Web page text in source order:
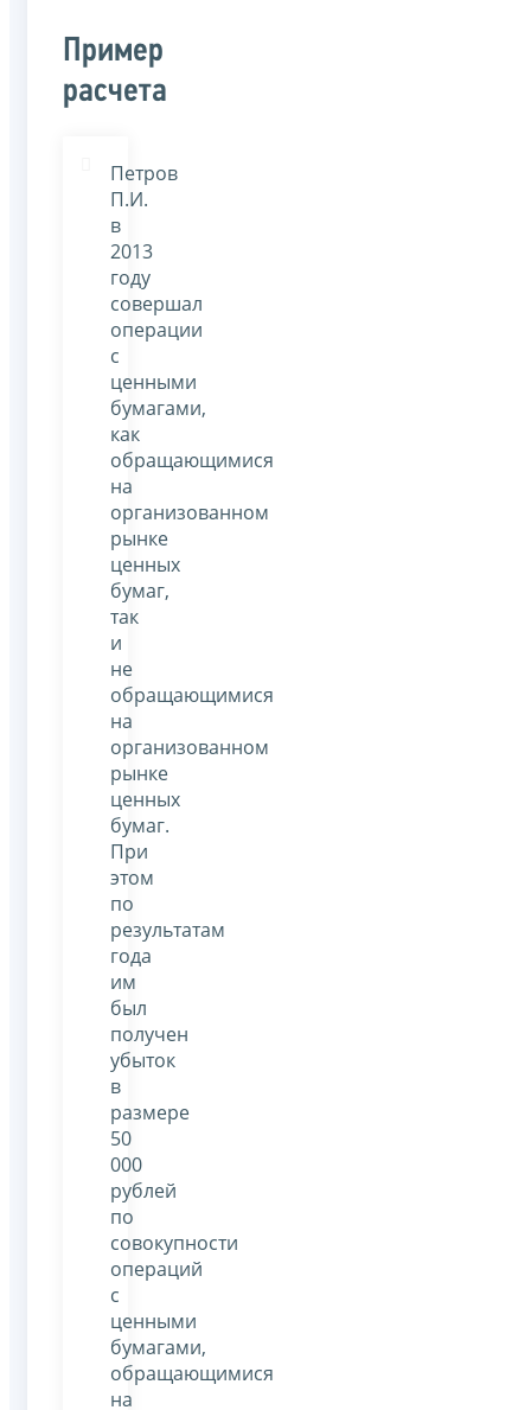
Пример
расчета
Петров
П.И.
в
2013
году
совершал
операции
с
ценными
бумагами,
как
обращающимися
на
организованном
рынке
ценных
бумаг,
так
и
не
обращающимися
на
организованном
рынке
ценных
бумаг.
При
этом
по
результатам
года
им
был
получен
убыток
в
размере
50
000
рублей
по
совокупности
операций
с
ценными
бумагами,
обращающимися
на